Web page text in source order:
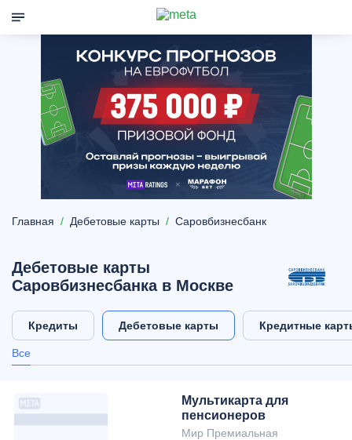
Главная Дебетовые карты Саровбизнесбанк
Дебетовые карты
Саровбизнесбанка в Москве
Кредиты Дебетовые карты Кредитные
Все
Мультикарта для
пенсионеров
Мир Премиальная